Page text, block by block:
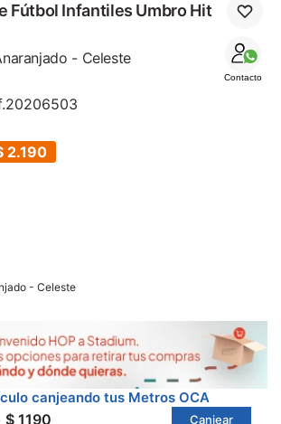
Fútbol Infantiles Umbro Hit
- Celeste
Contacto
2.190
- Celeste
canjeando tus Metros OCA
$ 1190 Canjear